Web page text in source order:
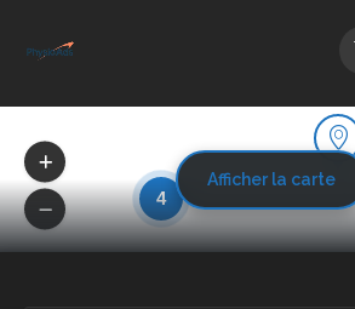
4
Afficher la carte